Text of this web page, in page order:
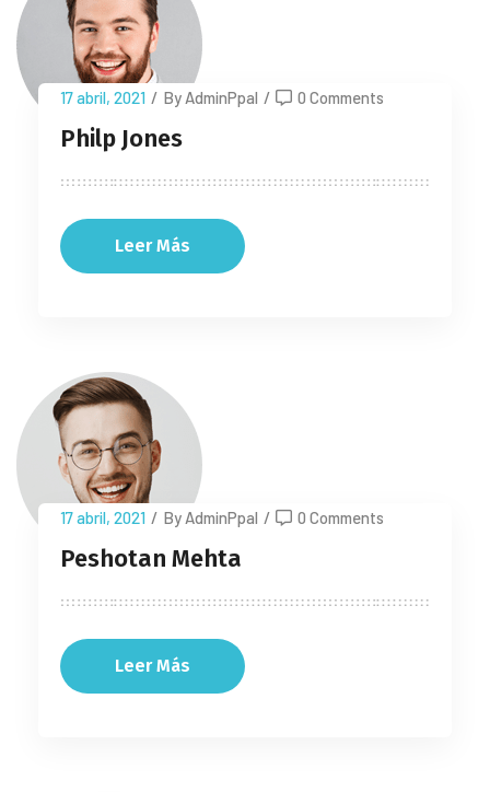
17 abril, 2021 / By AdminPpal / 0 Comments
Philp Jones
Leer Más
17 abril, 2021 / By AdminPpal / 0 Comments
Peshotan Mehta
Leer Más